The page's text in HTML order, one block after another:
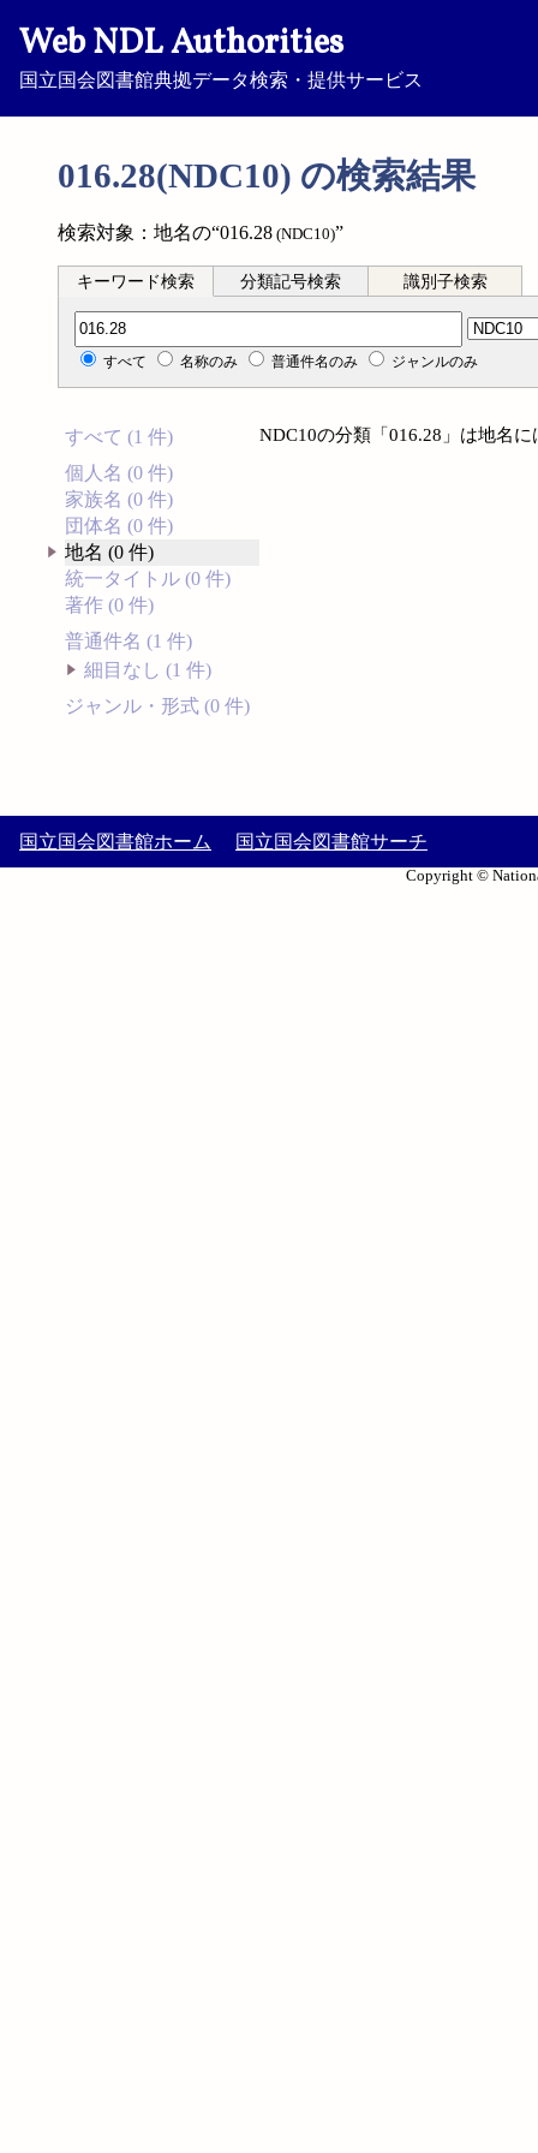
Web NDL Authorities
国立国会図書館典拠データ検索・提供サービス
016.28(NDC10) の検索結果
検索対象：地名の“016.28 (NDC10)”
キーワード検索 分類記号検索 識別子検索
分類記号検索
すべて 名称のみ 普通件名のみ ジャンルのみ
すべて (1 件)
個人名 (0 件)
家族名 (0 件)
団体名 (0 件)
地名 (0 件)
統一タイトル (0 件)
著作 (0 件)
普通件名 (1 件)
細目なし (1 件)
ジャンル・形式 (0 件)
NDC10の分類「016.28」は地名
国立国会図書館ホーム 国立国会図書館サーチ
Copyright ©